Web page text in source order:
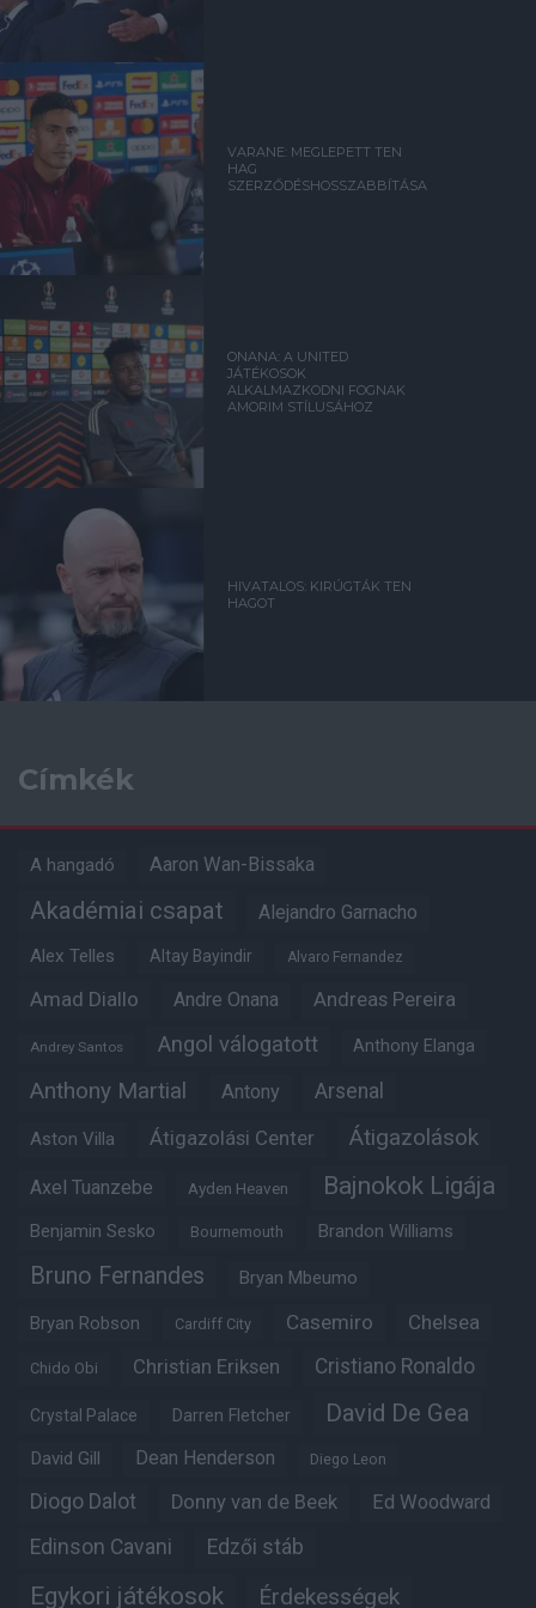
VARANE: MEGLEPETT TEN
HAG
SZERZŐDÉSHOSSZABBÍTÁSA
ONANA: A UNITED
JÁTÉKOSOK
ALKALMAZKODNI FOGNAK
AMORIM STÍLUSÁHOZ
HIVATALOS: KIRÚGTÁK TEN
HAGOT
Címkék
A hangadó Aaron Wan-Bissaka
Akadémiai csapat Alejandro Garnacho
Alex Telles Altay Bayindir Alvaro Fernandez
Amad Diallo Andre Onana Andreas Pereira
Andrey Santos Angol válogatott Anthony Elanga
Anthony Martial Antony Arsenal
Aston Villa Átigazolási Center Átigazolások
Axel Tuanzebe Ayden Heaven Bajnokok Ligája
Benjamin Sesko Bournemouth Brandon Williams
Bruno Fernandes Bryan Mbeumo
Bryan Robson Cardiff City Casemiro Chelsea
Chido Obi Christian Eriksen Cristiano Ronaldo
Crystal Palace Darren Fletcher David De Gea
David Gill Dean Henderson Diego Leon
Diogo Dalot Donny van de Beek Ed Woodward
Edinson Cavani Edzői stáb
Egykori játékosok Érdekességek